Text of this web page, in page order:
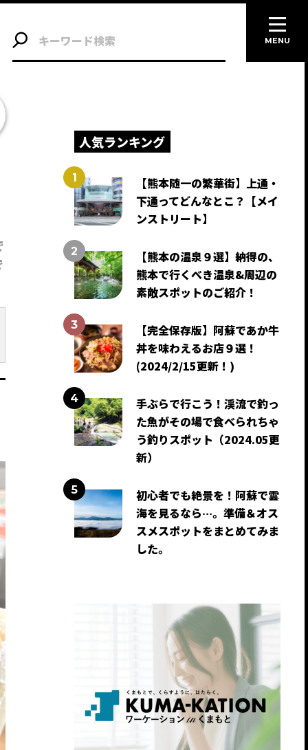
人気ランキング
【熊本随一の繁華街】上通・
下通ってどんなとこ？【メイ
ンストリート】
【熊本の温泉９選】納得の、
熊本で行くべき温泉&周辺の
素敵スポットのご紹介！
【完全保存版】阿蘇であか牛
丼を味わえるお店９選！
(2024/2/15更新！)
手ぶらで行こう！渓流で釣っ
た魚がその場で食べられちゃ
う釣りスポット（2024.05更
新）
初心者でも絶景を！阿蘇で雲
海を見るなら…。準備＆オス
スメスポットをまとめてみま
した。
MENU